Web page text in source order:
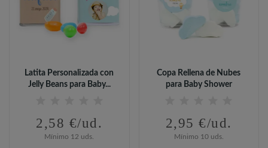
Latita Personalizada con
Jelly Beans para Baby...
2,58 €/ud.
Mínimo 12 uds.
Copa Rellena de Nubes
para Baby Shower
2,95 €/ud.
Mínimo 10 uds.